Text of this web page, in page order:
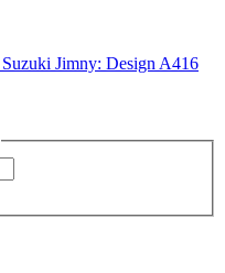
Suzuki Jimny: Design A416